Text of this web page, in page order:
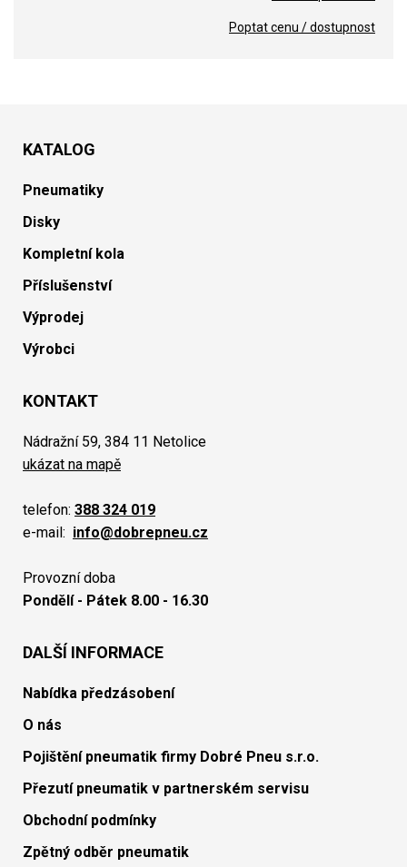
Poptat cenu / dostupnost
KATALOG
Pneumatiky
Disky
Kompletní kola
Příslušenství
Výprodej
Výrobci
KONTAKT
Nádražní 59, 384 11 Netolice
ukázat na mapě
telefon: 388 324 019
e-mail: info@dobrepneu.cz
Provozní doba
Pondělí - Pátek 8.00 - 16.30
DALŠÍ INFORMACE
Nabídka předzásobení
O nás
Pojištění pneumatik firmy Dobré Pneu s.r.o.
Přezutí pneumatik v partnerském servisu
Obchodní podmínky
Zpětný odběr pneumatik